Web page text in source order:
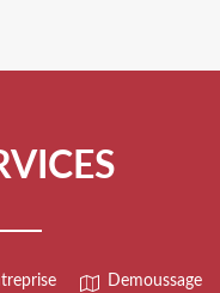
Demoussage